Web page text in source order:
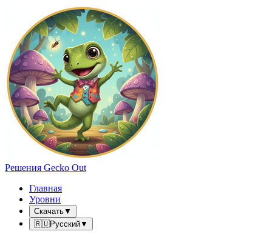
Решения Gecko Out
Главная
Уровни
Скачать▼
🇷🇺Русский▼